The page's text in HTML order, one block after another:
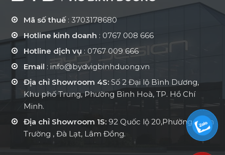
Mã số thuế: 3703178680
Hotline kinh doanh : 0767 008 666
Hotline dịch vụ : 0767 009 666
Email : info@bydvigbinhduong.vn
Địa chỉ Showroom 4S: Số 2 Đại lộ Bình Dương,
Khu phố Trung, Phường Bình Hoà, TP. Hồ Chí
Minh.
Địa chỉ Showroom 1S: 92 Quốc lộ 20,Phường Xuân
Trường , Đà Lạt, Lâm Đồng.